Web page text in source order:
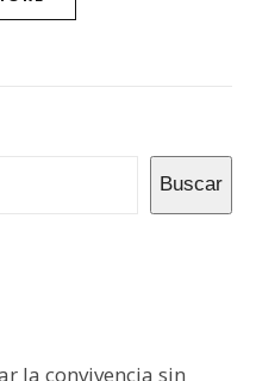
Buscar
la convivencia sin